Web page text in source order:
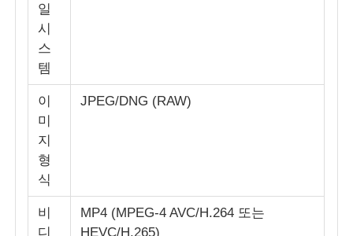
일
시
스
템
이
미
지
형
식
JPEG/DNG (RAW)
비
디
MP4 (MPEG-4 AVC/H.264 또는
HEVC/H.265)